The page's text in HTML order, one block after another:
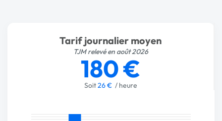
Tarif journalier moyen
TJM relevé en août 2026
180 €
Soit26 € / heure